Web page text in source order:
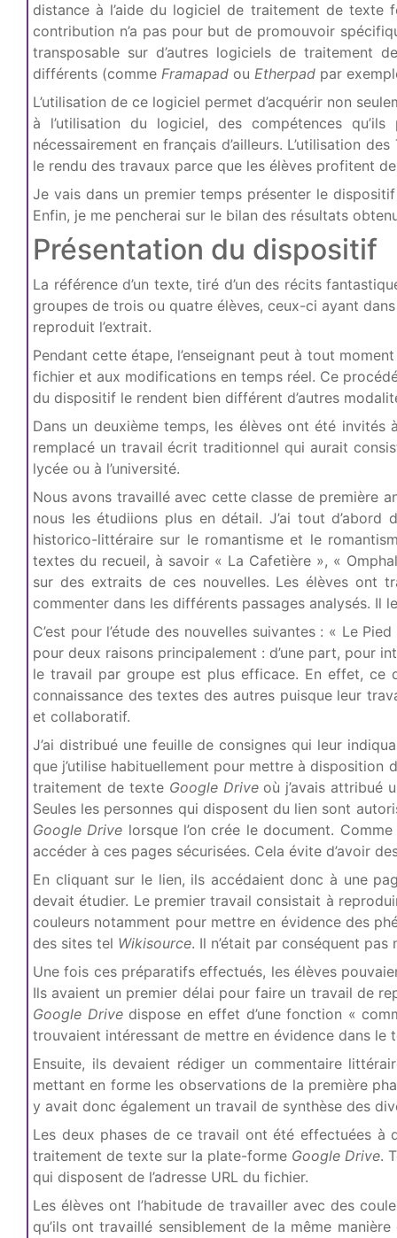
distance à l’aide du logiciel de traitement de texte
contribution n’a pas pour but de promouvoir
transposable sur d’autres logiciels de traitement
différents (comme Framapad ou Etherpad par
L’utilisation de ce logiciel permet d’acquérir non
à l’utilisation du logiciel, des compétences
nécessairement en français d’ailleurs. L’utilisation
le rendu des travaux parce que les élèves profitent
Je vais dans un premier temps présenter le
Enfin, je me pencherai sur le bilan des résultats
Présentation du dispositif
La référence d’un texte, tiré d’un des récits
groupes de trois ou quatre élèves, ceux-ci ayant
reproduit l’extrait.
Pendant cette étape, l’enseignant peut à tout
fichier et aux modifications en temps réel. Ce
du dispositif le rendent bien différent d’autres
Dans un deuxième temps, les élèves ont été
remplacé un travail écrit traditionnel qui aurait
lycée ou à l’université.
Nous avons travaillé avec cette classe de première
nous les étudiions plus en détail. J’ai tout
historico-littéraire sur le romantisme et le
textes du recueil, à savoir « La Cafetière », «
sur des extraits de ces nouvelles. Les élèves ont
commenter dans les différents passages analysés.
C’est pour l’étude des nouvelles suivantes : « Le
pour deux raisons principalement : d’une part, pour
le travail par groupe est plus efficace. En effet, ce
connaissance des textes des autres puisque leur
et collaboratif.
J’ai distribué une feuille de consignes qui leur
que j’utilise habituellement pour mettre à
traitement de texte Google Drive où j’avais attribué
Seules les personnes qui disposent du lien sont
Google Drive lorsque l’on crée le document.
accéder à ces pages sécurisées. Cela évite d’avoir
En cliquant sur le lien, ils accédaient donc à une
devait étudier. Le premier travail consistait à
couleurs notamment pour mettre en évidence des
des sites tel Wikisource. Il n’était par conséquent
Une fois ces préparatifs effectués, les élèves
Ils avaient un premier délai pour faire un travail de
Google Drivedispose en effet d’une fonction «
trouvaient intéressant de mettre en évidence dans le
Ensuite, ils devaient rédiger un commentaire
mettant en forme les observations de la première
y avait donc également un travail de synthèse des
Les deux phases de ce travail ont été effectuées
traitement de texte sur la plate-forme Google Drive.
qui disposent de l’adresse URL du fichier.
Les élèves ont l’habitude de travailler avec des
qu’ils ont travaillé sensiblement de la même